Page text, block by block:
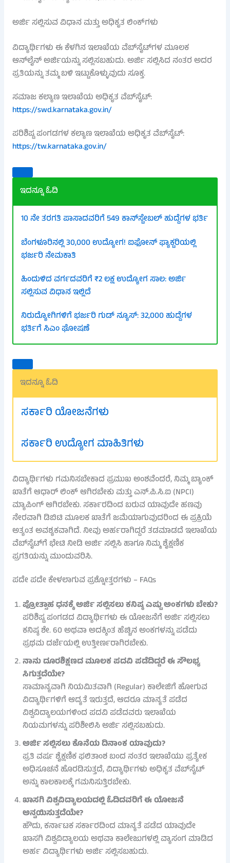
ಅರ್ಜಿ ಸಲ್ಲಿಸುವ ವಿಧಾನ ಮತ್ತು ಅಧಿಕೃತ ಲಿಂಕ್‌ಗಳು
ವಿದ್ಯಾರ್ಥಿಗಳು ಈ ಕೆಳಗಿನ ಇಲಾಖೆಯ ವೆಬ್‌ಸೈಟ್‌ಗಳ ಮೂಲಕ
ಆನ್‌ಲೈನ್ ಅರ್ಜಿಯನ್ನು ಸಲ್ಲಿಸಬಹುದು. ಅರ್ಜಿ ಸಲ್ಲಿಸಿದ ನಂತರ ಅದರ
ಪ್ರತಿಯನ್ನು ತಮ್ಮ ಬಳಿ ಇಟ್ಟುಕೊಳ್ಳುವುದು ಸೂಕ್ತ.
ಸಮಾಜ ಕಲ್ಯಾಣ ಇಲಾಖೆಯ ಅಧಿಕೃತ ವೆಬ್‌ಸೈಟ್:
https://swd.karnataka.gov.in/
ಪರಿಶಿಷ್ಟ ಪಂಗಡಗಳ ಕಲ್ಯಾಣ ಇಲಾಖೆಯ ಅಧಿಕೃತ ವೆಬ್‌ಸೈಟ್:
https://tw.karnataka.gov.in/
ಇದನ್ನೂ ಓದಿ
10 ನೇ ತರಗತಿ ಪಾಸಾದವರಿಗೆ 549 ಕಾನ್‌ಸ್ಟೇಬಲ್ ಹುದ್ದೆಗಳ ಭರ್ತಿ
ಬೆಂಗಳೂರಿನಲ್ಲಿ 30,000 ಉದ್ಯೋಗ! ಐಫೋನ್ ಫ್ಯಾಕ್ಟರಿಯಲ್ಲಿ
ಭರ್ಜರಿ ನೇಮಕಾತಿ
ಹಿಂದುಳಿದ ವರ್ಗದವರಿಗೆ ₹2 ಲಕ್ಷ ಉದ್ಯೋಗ ಸಾಲ: ಅರ್ಜಿ
ಸಲ್ಲಿಸುವ ವಿಧಾನ ಇಲ್ಲಿದೆ
ನಿರುದ್ಯೋಗಿಗಳಿಗೆ ಭರ್ಜರಿ ಗುಡ್ ನ್ಯೂಸ್: 32,000 ಹುದ್ದೆಗಳ
ಭರ್ತಿಗೆ ಸಿಎಂ ಘೋಷಣೆ
ಇದನ್ನೂ ಓದಿ
ಸರ್ಕಾರಿ ಯೋಜನೆಗಳು
ಸರ್ಕಾರಿ ಉದ್ಯೋಗ ಮಾಹಿತಿಗಳು
ವಿದ್ಯಾರ್ಥಿಗಳು ಗಮನಿಸಬೇಕಾದ ಪ್ರಮುಖ ಅಂಶವೆಂದರೆ, ನಿಮ್ಮ ಬ್ಯಾಂಕ್
ಖಾತೆಗೆ ಆಧಾರ್ ಲಿಂಕ್ ಆಗಿರಬೇಕು ಮತ್ತು ಎನ್.ಪಿ.ಸಿ.ಐ (NPCI)
ಮ್ಯಾಪಿಂಗ್ ಆಗಿರಬೇಕು. ಸರ್ಕಾರದಿಂದ ಬರುವ ಯಾವುದೇ ಹಣವು
ನೇರವಾಗಿ ಡಿಬಿಟಿ ಮೂಲಕ ಖಾತೆಗೆ ಜಮೆಯಾಗುವುದರಿಂದ ಈ ಪ್ರಕ್ರಿಯೆ
ಅತ್ಯಂತ ಅವಶ್ಯಕವಾಗಿದೆ. ನೀವು ಅರ್ಹರಾಗಿದ್ದರೆ ತಡಮಾಡದೆ ಇಲಾಖೆಯ
ವೆಬ್‌ಸೈಟ್‌ಗೆ ಭೇಟಿ ನೀಡಿ ಅರ್ಜಿ ಸಲ್ಲಿಸಿ ಹಾಗೂ ನಿಮ್ಮ ಶೈಕ್ಷಣಿಕ
ಪ್ರಗತಿಯನ್ನು ಮುಂದುವರಿಸಿ.
ಪದೇ ಪದೇ ಕೇಳಲಾಗುವ ಪ್ರಶ್ನೋತ್ತರಗಳು – FAQs
ಪ್ರೋತ್ಸಾಹ ಧನಕ್ಕೆ ಅರ್ಜಿ ಸಲ್ಲಿಸಲು ಕನಿಷ್ಠ ಎಷ್ಟು ಅಂಕಗಳು ಬೇಕು?
ಪರಿಶಿಷ್ಟ ಪಂಗಡದ ವಿದ್ಯಾರ್ಥಿಗಳು ಈ ಯೋಜನೆಗೆ ಅರ್ಜಿ ಸಲ್ಲಿಸಲು
ಕನಿಷ್ಠ ಶೇ. 60 ಅಥವಾ ಅದಕ್ಕಿಂತ ಹೆಚ್ಚಿನ ಅಂಕಗಳನ್ನು ಪಡೆದು
ಪ್ರಥಮ ದರ್ಜೆಯಲ್ಲಿ ಉತ್ತೀರ್ಣರಾಗಿರಬೇಕು.
ನಾನು ದೂರಶಿಕ್ಷಣದ ಮೂಲಕ ಪದವಿ ಪಡೆದಿದ್ದರೆ ಈ ಸೌಲಭ್ಯ
ಸಿಗುತ್ತದೆಯೇ?
ಸಾಮಾನ್ಯವಾಗಿ ನಿಯಮಿತವಾಗಿ (Regular) ಕಾಲೇಜಿಗೆ ಹೋಗುವ
ವಿದ್ಯಾರ್ಥಿಗಳಿಗೆ ಆದ್ಯತೆ ಇರುತ್ತದೆ, ಆದರೂ ಮಾನ್ಯತೆ ಪಡೆದ
ವಿಶ್ವವಿದ್ಯಾಲಯಗಳಿಂದ ಪದವಿ ಪಡೆದವರು ಇಲಾಖೆಯ
ನಿಯಮಗಳನ್ನು ಪರಿಶೀಲಿಸಿ ಅರ್ಜಿ ಸಲ್ಲಿಸಬಹುದು.
ಅರ್ಜಿ ಸಲ್ಲಿಸಲು ಕೊನೆಯ ದಿನಾಂಕ ಯಾವುದು?
ಪ್ರತಿ ವರ್ಷ ಶೈಕ್ಷಣಿಕ ಫಲಿತಾಂಶ ಬಂದ ನಂತರ ಇಲಾಖೆಯು ಪ್ರತ್ಯೇಕ
ಅಧಿಸೂಚನೆ ಹೊರಡಿಸುತ್ತದೆ, ವಿದ್ಯಾರ್ಥಿಗಳು ಅಧಿಕೃತ ವೆಬ್‌ಸೈಟ್
ಅನ್ನು ಕಾಲಕಾಲಕ್ಕೆ ಗಮನಿಸುತ್ತಿರಬೇಕು.
ಖಾಸಗಿ ವಿಶ್ವವಿದ್ಯಾಲಯದಲ್ಲಿ ಓದಿದವರಿಗೆ ಈ ಯೋಜನೆ
ಅನ್ವಯಿಸುತ್ತದೆಯೇ?
ಹೌದು, ಕರ್ನಾಟಕ ಸರ್ಕಾರದಿಂದ ಮಾನ್ಯತೆ ಪಡೆದ ಯಾವುದೇ
ಖಾಸಗಿ ವಿಶ್ವವಿದ್ಯಾಲಯ ಅಥವಾ ಕಾಲೇಜುಗಳಲ್ಲಿ ವ್ಯಾಸಂಗ ಮಾಡಿದ
ಅರ್ಹ ವಿದ್ಯಾರ್ಥಿಗಳು ಅರ್ಜಿ ಸಲ್ಲಿಸಬಹುದು.